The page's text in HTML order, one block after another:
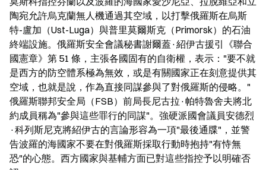
陶宛允許烏克蘭無人機通過其空域，以打擊俄羅斯在烏斯
特-盧加（Ust-Luga）與普里莫爾斯克（Primorsk）的石油
終端設施。俄羅斯安全會議秘書謝爾蓋·紹伊古援引《聯合
國憲章》第 51 條，主張各國固有的自衛權，表示："要不就
是西方的防空體系極為無效，或是有關國家正在刻意提供其
空域，也就是說，作為直接同謀參與了對俄羅斯的侵略。"
俄羅斯聯邦安全局（FSB）前局長尼古拉·帕特魯舍夫將北
約成員稱為"參與這些罪行的同謀"。強硬派國會議員安德烈
·科列斯尼克將紹伊古的言論形容為一項"最後通牒"，並警
告波羅的海國家不要在對俄羅斯採取行動時抱持"有恃無
恐"的心態。西方國家與基輔方面已對這些指控予以明確否